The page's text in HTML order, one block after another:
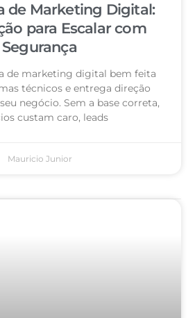
de Marketing Digital:
para Escalar com
Segurança
de marketing digital bem feita
técnicos e entrega direção
negócio. Sem a base correta,
custam caro, leads
Mauricio Junior